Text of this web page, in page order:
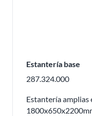
Estantería base
287.324.000
Estantería amplias